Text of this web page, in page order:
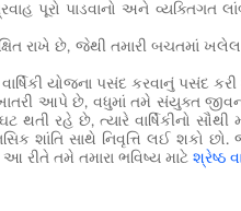
પૂરો પાડવાનો અને વ્યક્તિગત લાંબા
રાખે છે, જેથી તમારી બચતમાં
વાર્ષિકી યોજના પસંદ કરવાનું પસંદ
આપે છે, વધુમાં તમે સંયુક્ત જીવન
રહે છે, ત્યારે વાર્ષિકીનો સૌથી
શાંતિ સાથે નિવૃત્તિ લઈ શકો છો.
આ રીતે તમે તમારા ભવિષ્ય માટેશ્રેષ્ઠ